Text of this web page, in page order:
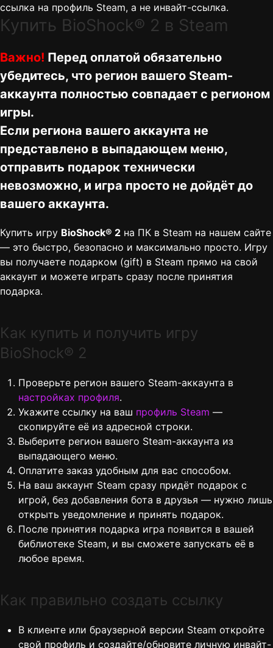
ссылка на профиль Steam, а не инвайт-ссылка.
Купить BioShock® 2 в Steam
Важно! Перед оплатой обязательно
убедитесь, что регион вашего Steam-
аккаунта полностью совпадает с регионом
игры.
Если региона вашего аккаунта не
представлено в выпадающем меню,
отправить подарок технически
невозможно, и игра просто не дойдёт до
вашего аккаунта.
Купить игру BioShock® 2 на ПК в Steam на нашем сайте
— это быстро, безопасно и максимально просто. Игру
вы получаете подарком (gift) в Steam прямо на свой
аккаунт и можете играть сразу после принятия
подарка.
Как купить и получить игру
BioShock® 2
Проверьте регион вашего Steam-аккаунта в
настройках профиля.
Укажите ссылку на ваш профиль Steam —
скопируйте её из адресной строки.
Выберите регион вашего Steam-аккаунта из
выпадающего меню.
Оплатите заказ удобным для вас способом.
На ваш аккаунт Steam сразу придёт подарок с
игрой, без добавления бота в друзья — нужно лишь
открыть уведомление и принять подарок.
После принятия подарка игра появится в вашей
библиотеке Steam, и вы сможете запускать её в
любое время.
Как правильно создать ссылку
В клиенте или браузерной версии Steam откройте
свой профиль и создайте/обновите личную инвайт-